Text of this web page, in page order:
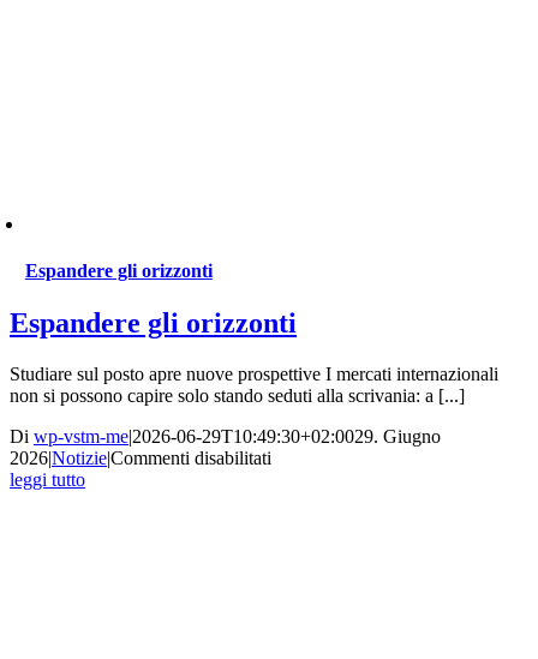
Espandere gli orizzonti
Espandere gli orizzonti
Studiare sul posto apre nuove prospettive I mercati internazionali
non si possono capire solo stando seduti alla scrivania: a [...]
Di wp-vstm-me|2026-06-29T10:49:30+02:0029. Giugno
2026|Notizie|Commenti disabilitati
leggi tutto